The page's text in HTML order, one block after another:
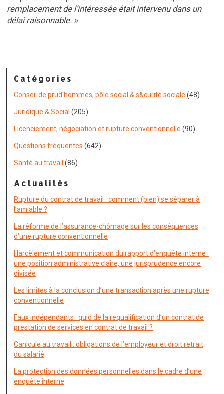
remplacement de l’intéressée était intervenu dans un
délai raisonnable. »
Catégories
Conseil de prud'hommes, pôle social & s&curité sociale (48)
Juridique & Social (205)
Licenciement, négociation et rupture conventionnelle (90)
Questions fréquentes (642)
Santé au travail (86)
Actualités
Rupture du contrat de travail : comment (bien) se séparer à
l’amiable ?
La réforme de l’assurance-chômage sur les conséquences
d’une rupture conventionnelle
Harcèlement et communication du rapport d’enquête interne :
une position administrative claire, une jurisprudence encore
divisée
Les limites à la conclusion d’une transaction après une rupture
conventionnelle
Faux indépendants : quid de la requalification d’un contrat de
prestation de services en contrat de travail ?
Canicule au travail : obligations de l’employeur et droit retrait
du salarié
La protection des données personnelles dans le cadre d’une
enquête interne